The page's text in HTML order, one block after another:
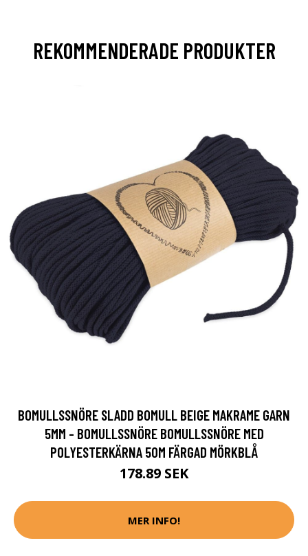
REKOMMENDERADE PRODUKTER
BOMULLSSNÖRE SLADD BOMULL BEIGE MAKRAME GARN
5MM - BOMULLSSNÖRE BOMULLSSNÖRE MED
POLYESTERKÄRNA 50M FÄRGAD MÖRKBLÅ
178.89 SEK
MER INFO!